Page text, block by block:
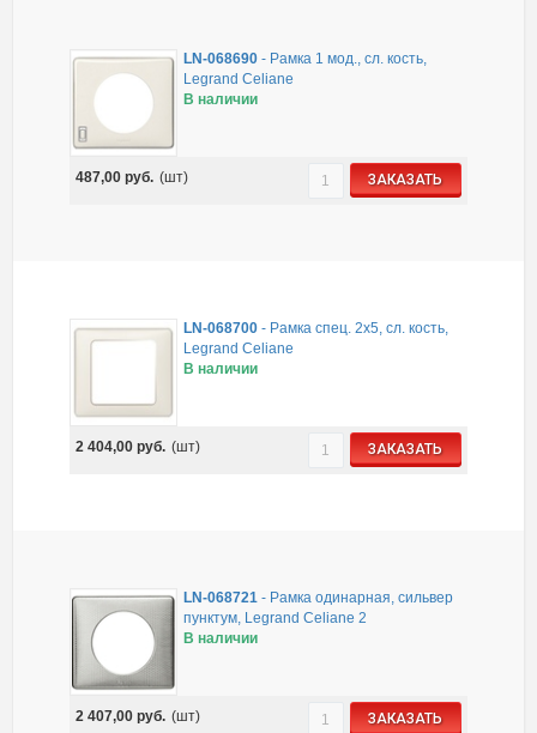
LN-068690 - Рамка 1 мод., сл. кость,
Legrand Celiane
В наличии
487,00руб. (шт) ЗАКАЗАТЬ
LN-068700 - Рамка спец. 2x5, сл. кость,
Legrand Celiane
В наличии
2 404,00руб. (шт) ЗАКАЗАТЬ
LN-068721 - Рамка одинарная, сильвер
пунктум, Legrand Celiane 2
В наличии
2 407,00руб. (шт) ЗАКАЗАТЬ